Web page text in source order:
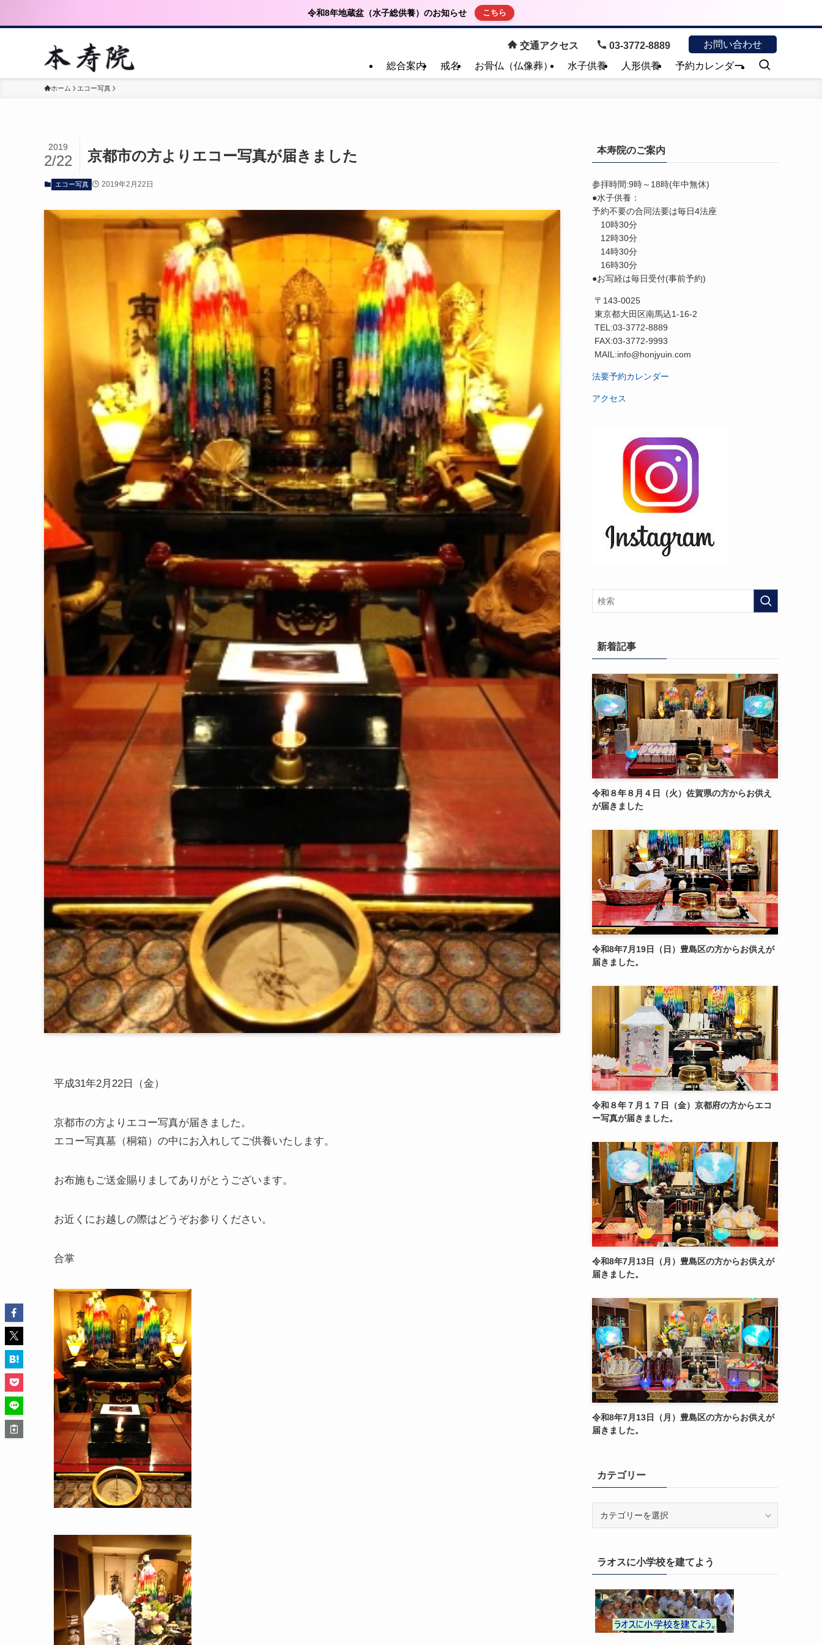
令和8年地蔵盆（水子総供養）のお知らせ こちら
交通アクセス 03-3772-8889 お問い合わせ
総合案内 戒名 お骨仏（仏像葬） 水子供養 人形供養 予約カレンダー
ホーム エコー写真
京都市の方よりエコー写真が届きました
2019
2/22
エコー写真 2019年2月22日
平成31年2月22日（金）
京都市の方よりエコー写真が届きました。
エコー写真墓（桐箱）の中にお入れしてご供養いたします。
お布施もご送金賜りましてありがとうございます。
お近くにお越しの際はどうぞお参りください。
合掌
本寿院のご案内
参拝時間:9時～18時(年中無休)
●水子供養：
予約不要の合同法要は毎日4法座
10時30分
12時30分
14時30分
16時30分
●お写経は毎日受付(事前予約)
〒143-0025
東京都大田区南馬込1-16-2
TEL:03-3772-8889
FAX:03-3772-9993
MAIL:info@honjyuin.com
法要予約カレンダー
アクセス
新着記事
令和８年８月４日（火）佐賀県の方からお供え
が届きました
令和8年7月19日（日）豊島区の方からお供えが
届きました。
令和８年７月１７日（金）京都府の方からエコ
ー写真が届きました。
令和8年7月13日（月）豊島区の方からお供えが
届きました。
令和8年7月13日（月）豊島区の方からお供えが
届きました。
カテゴリー
ーラオスに小学校を建てよう